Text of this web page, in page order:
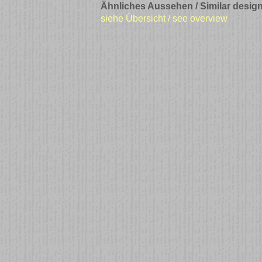
Ähnliches Aussehen / Similar
siehe Übersicht / see overview